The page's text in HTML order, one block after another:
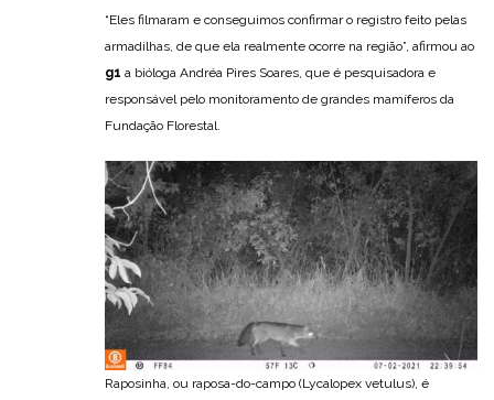
“Eles filmaram e conseguimos confirmar o registro feito pelas
armadilhas, de que ela realmente ocorre na região”, afirmou ao
g1 a bióloga Andréa Pires Soares, que é pesquisadora e
responsável pelo monitoramento de grandes mamíferos da
Fundação Florestal.
Raposinha, ou raposa-do-campo (Lycalopex vetulus), é